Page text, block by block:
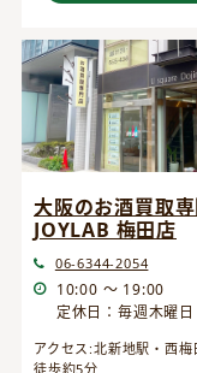
大阪のお酒買取
JOYLAB 梅田店
06-6344-2054
10:00 ～ 19:00
定休日：毎週木曜日
アクセス:北新地駅・西梅
徒歩約5分